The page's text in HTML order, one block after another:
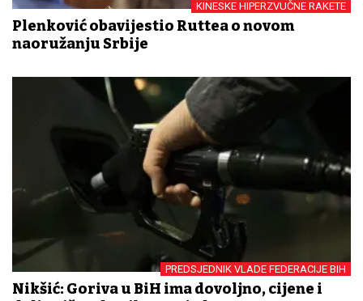
KINESKE HIPERZVUČNE RAKETE
Plenković obavijestio Ruttea o novom
naoružanju Srbije
PREDSJEDNIK VLADE FEDERACIJE BIH
Nikšić: Goriva u BiH ima dovoljno, cijene i